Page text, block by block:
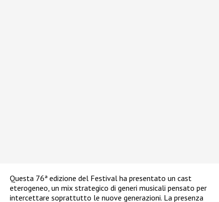
Questa 76ª edizione del Festival ha presentato un cast
eterogeneo, un mix strategico di generi musicali pensato per
intercettare soprattutto le nuove generazioni. La presenza